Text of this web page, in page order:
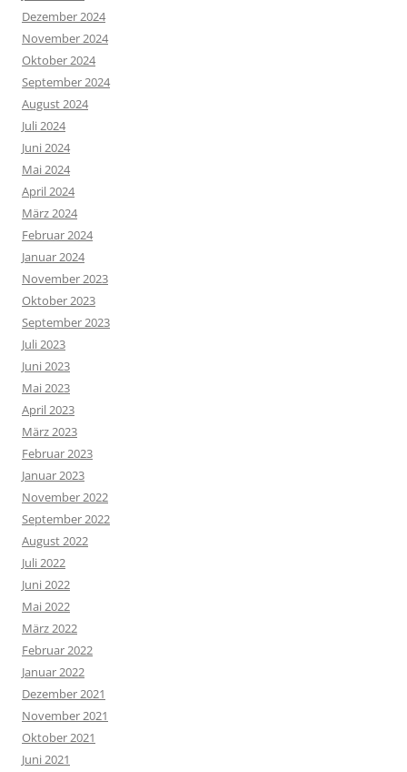
Dezember 2024
November 2024
Oktober 2024
September 2024
August 2024
Juli 2024
Juni 2024
Mai 2024
April 2024
März 2024
Februar 2024
Januar 2024
November 2023
Oktober 2023
September 2023
Juli 2023
Juni 2023
Mai 2023
April 2023
März 2023
Februar 2023
Januar 2023
November 2022
September 2022
August 2022
Juli 2022
Juni 2022
Mai 2022
März 2022
Februar 2022
Januar 2022
Dezember 2021
November 2021
Oktober 2021
Juni 2021